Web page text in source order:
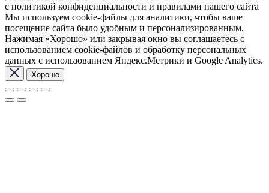
с политикой конфиденциальности и правилами нашего сайта
Мы используем cookie-файлы для аналитики, чтобы ваше
посещение сайта было удобным и персонализированным.
Нажимая «Хорошо» или закрывая окно вы соглашаетесь с
использованием cookie-файлов и обработку персональных
данных с использованием Яндекс.Метрики и Google Analytics.
Хорошо